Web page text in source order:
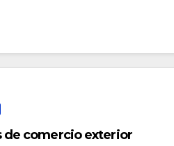
de comercio exterior